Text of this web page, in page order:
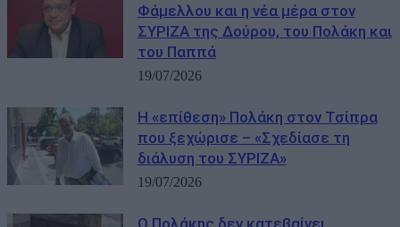
Φάμελλου και η νέα μέρα στον
ΣΥΡΙΖΑ της Δούρου, του Πολάκη και
του Παππά
19/07/2026
Η «επίθεση» Πολάκη στον Τσίπρα
που ξεχώρισε – «Σχεδίασε τη
διάλυση του ΣΥΡΙΖΑ»
19/07/2026
Ο Πολάκης δεν κατεβαίνει